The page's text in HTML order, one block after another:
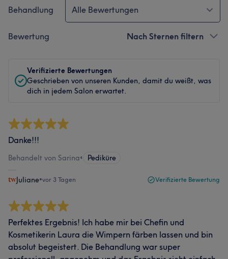
Behandlung Alle Bewertungen
Bewertung Nach Sternen filtern
Verifizierte Bewertungen
Geschrieben von unseren Kunden, damit du weißt, was
dich in jedem Salon erwartet.
Danke!!!
Behandelt von Sarina• Pediküre
Juliane•vor 3 Tagen Verifizierte Bewertung
Perfektes Ergebnis! Ich habe mir bei Chefin und
Kosmetikerin Laura die Wimpern färben lassen und bin
absolut begeistert. Die Behandlung war super